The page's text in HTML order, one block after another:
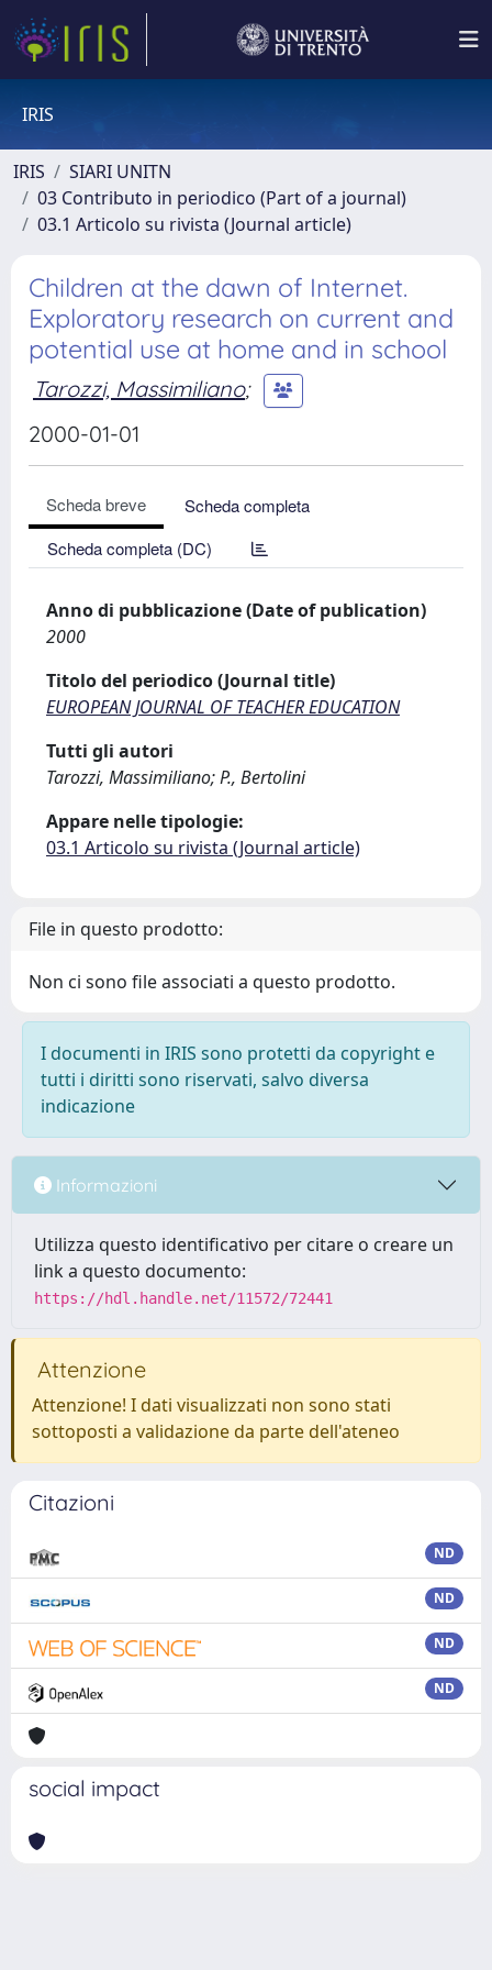
IRIS
IRIS
SIARI UNITN
03 Contributo in periodico (Part of a journal)
03.1 Articolo su rivista (Journal article)
Children at the dawn of Internet.
Exploratory research on current and
potential use at home and in school
Tarozzi, Massimiliano;
2000-01-01
Scheda breve
Scheda completa
Scheda completa (DC)
Anno di pubblicazione (Date of publication)
2000
Titolo del periodico (Journal title)
EUROPEAN JOURNAL OF TEACHER EDUCATION
Tutti gli autori
Tarozzi, Massimiliano; P., Bertolini
Appare nelle tipologie:
03.1 Articolo su rivista (Journal article)
File in questo prodotto:
Non ci sono file associati a questo prodotto.
I documenti in IRIS sono protetti da copyright e
tutti i diritti sono riservati, salvo diversa
indicazione
Informazioni
Utilizza questo identificativo per citare o creare un
link a questo documento:
https://hdl.handle.net/11572/72441
Attenzione
Attenzione! I dati visualizzati non sono stati
sottoposti a validazione da parte dell'ateneo
Citazioni
ND
ND
ND
ND
social impact